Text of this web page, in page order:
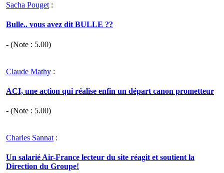
Sacha Pouget :
Bulle.. vous avez dit BULLE ??
- (Note : 5.00)
Claude Mathy :
ACI, une action qui réalise enfin un départ canon prometteur
- (Note : 5.00)
Charles Sannat :
Un salarié Air-France lecteur du site réagit et soutient la
Direction du Groupe!